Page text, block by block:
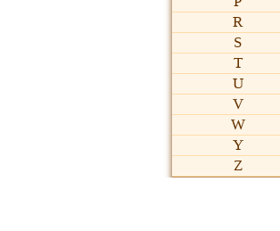
R
S
T
U
V
W
Y
Z